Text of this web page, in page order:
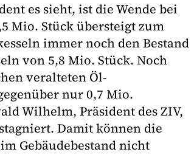
es sieht, ist die Wende bei
Mio. Stück übersteigt zum
immer noch den Bestand
von 5,8 Mio. Stück. Noch
veralteten Öl-
nur 0,7 Mio.
Wilhelm, Präsident des ZIV,
Damit können die
Gebäudebestand nicht